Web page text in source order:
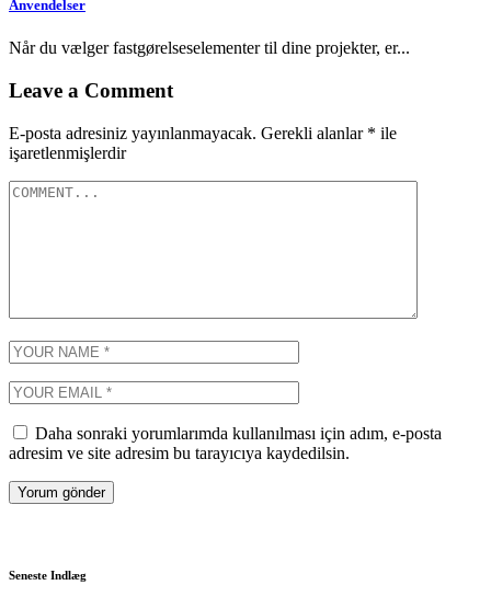
Anvendelser
Når du vælger fastgørelseselementer til dine projekter, er...
Leave a Comment
E-posta adresiniz yayınlanmayacak. Gerekli alanlar * ile
işaretlenmişlerdir
Daha sonraki yorumlarımda kullanılması için adım, e-posta
adresim ve site adresim bu tarayıcıya kaydedilsin.
Seneste Indlæg